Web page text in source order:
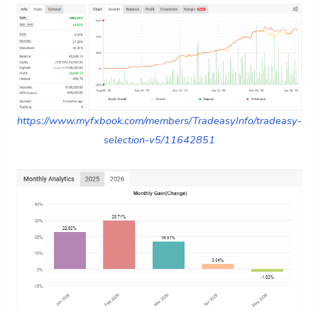
https://www.myfxbook.com/members/TradeasyInfo/tradeasy-
selection-v5/11642851